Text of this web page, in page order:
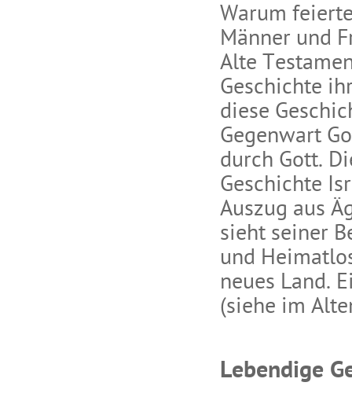
Warum
Männer und
Alte
Geschichte
diese
Gegenwart
durch Gott.
Geschichte
Auszug aus
sieht seiner
und
neues Land.
(siehe im
Lebendige